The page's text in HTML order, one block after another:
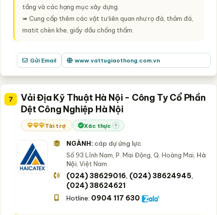
tầng và các hạng mục xây dựng.
➠ Cung cấp thêm các vật tư liên quan như rọ đá, thảm đá,
matit chèn khe, giấy dầu chống thấm.
Gửi Email www.vattugiaothong.com.vn
7
Vải Địa Kỹ Thuật Hà Nội - Công Ty Cổ Phần
Dệt Công Nghiệp Hà Nội
Tài trợ Xác thực ?
NGÀNH: cáp dự ứng lực
Số 93 Lĩnh Nam, P. Mai Động, Q. Hoàng Mai, Hà
Nội, Việt Nam
(024) 38629016, (024) 38624945,
(024) 38624621
Hotline: 0904 117 630